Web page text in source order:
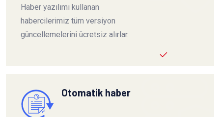
Haber yazılımı kullanan
habercilerimiz tüm versiyon
güncellemelerini ücretsiz alırlar.
Otomatik haber